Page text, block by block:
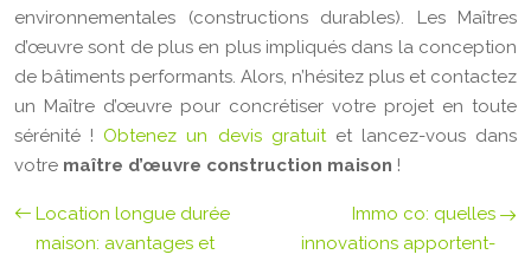
environnementales (constructions durables). Les Maîtres
d’œuvre sont de plus en plus impliqués dans la conception
de bâtiments performants. Alors, n’hésitez plus et contactez
un Maître d’œuvre pour concrétiser votre projet en toute
sérénité ! Obtenez un devis gratuit et lancez-vous dans
votre maître d’œuvre construction maison !
Location longue durée
maison: avantages et
Immo co: quelles
innovations apportent-